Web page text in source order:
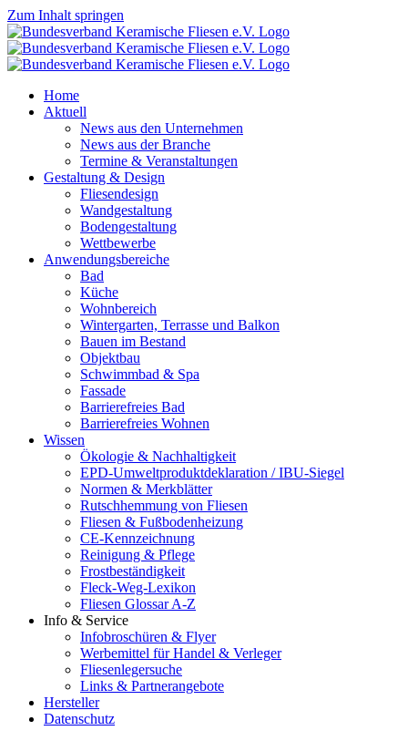
Zum Inhalt springen
Home
Aktuell
News aus den Unternehmen
News aus der Branche
Termine & Veranstaltungen
Gestaltung & Design
Fliesendesign
Wandgestaltung
Bodengestaltung
Wettbewerbe
Anwendungsbereiche
Bad
Küche
Wohnbereich
Wintergarten, Terrasse und Balkon
Bauen im Bestand
Objektbau
Schwimmbad & Spa
Fassade
Barrierefreies Bad
Barrierefreies Wohnen
Wissen
Ökologie & Nachhaltigkeit
EPD-Umweltproduktdeklaration / IBU-Siegel
Normen & Merkblätter
Rutschhemmung von Fliesen
Fliesen & Fußbodenheizung
CE-Kennzeichnung
Reinigung & Pflege
Frostbeständigkeit
Fleck-Weg-Lexikon
Fliesen Glossar A-Z
Info & Service
Infobroschüren & Flyer
Werbemittel für Handel & Verleger
Fliesenlegersuche
Links & Partnerangebote
Hersteller
Datenschutz